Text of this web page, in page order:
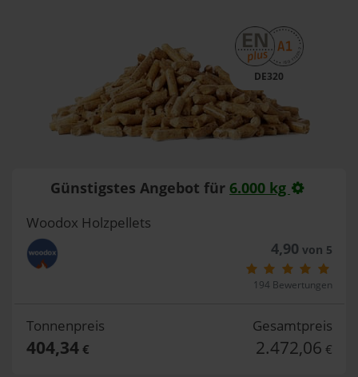
DE320
Günstigstes Angebot für 6.000 kg
Woodox Holzpellets
4,90 von 5
194 Bewertungen
Tonnenpreis
404,34€
Gesamtpreis
2.472,06 €